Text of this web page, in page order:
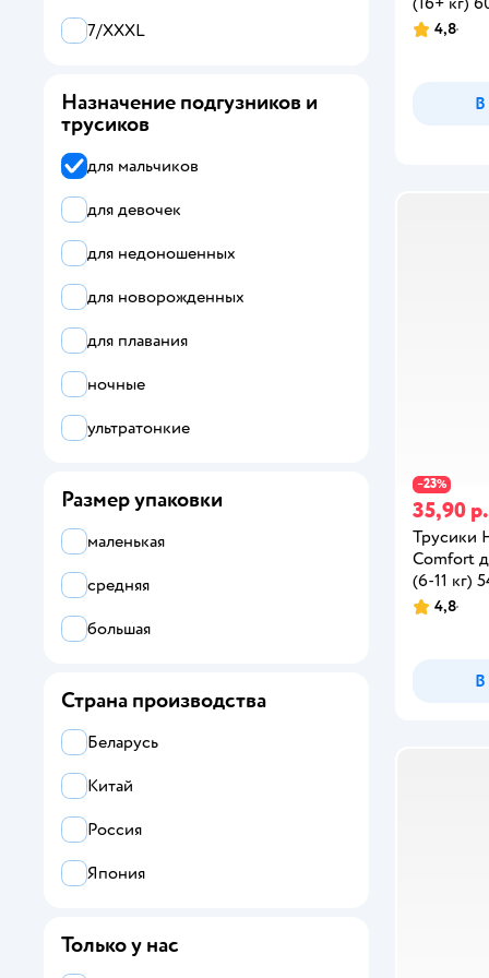
4,8
В
−23%
35,90 р.
Трусики
Comfort
(6-11 кг)
4,8
В
7/XXXL
Назначение подгузников и
трусиков
для мальчиков
для девочек
для недоношенных
для новорожденных
для плавания
ночные
ультратонкие
Размер упаковки
маленькая
средняя
большая
Страна производства
Беларусь
Китай
Россия
Япония
Только у нас